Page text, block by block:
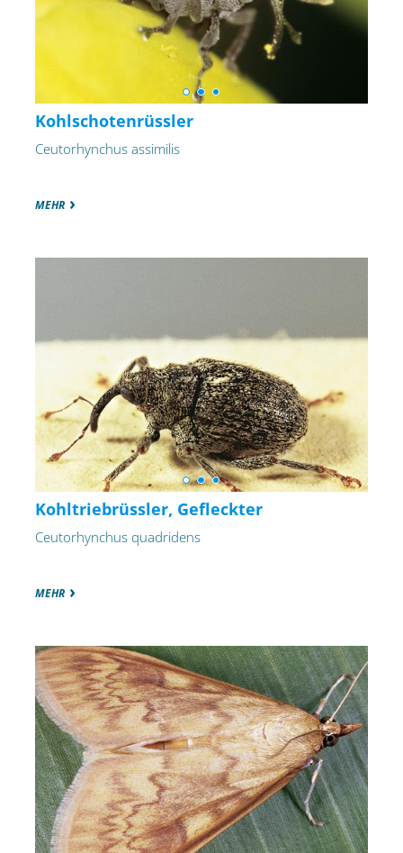
Kohlschotenrüssler
Ceutorhynchus assimilis
MEHR
Kohltriebrüssler, Gefleckter
Ceutorhynchus quadridens
MEHR